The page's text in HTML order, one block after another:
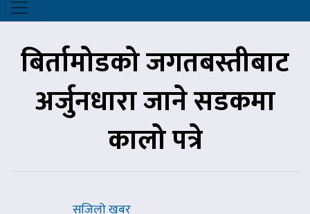
बिर्तामोडको जगतबस्तीबाट
अर्जुनधारा जाने सडकमा
कालो पत्रे
सजिलो खबर